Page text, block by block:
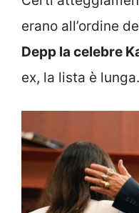
erano all’ordine
Depp la celebre
ex, la lista è lunga.